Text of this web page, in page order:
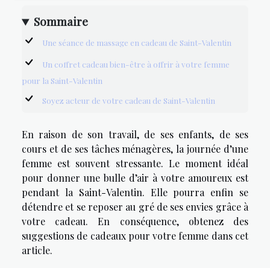
Sommaire
Une séance de massage en cadeau de Saint-Valentin
Un coffret cadeau bien-être à offrir à votre femme
pour la Saint-Valentin
Soyez acteur de votre cadeau de Saint-Valentin
En raison de son travail, de ses enfants, de ses
cours et de ses tâches ménagères, la journée d’une
femme est souvent stressante. Le moment idéal
pour donner une bulle d’air à votre amoureux est
pendant la Saint-Valentin. Elle pourra enfin se
détendre et se reposer au gré de ses envies grâce à
votre cadeau. En conséquence, obtenez des
suggestions de cadeaux pour votre femme dans cet
article.